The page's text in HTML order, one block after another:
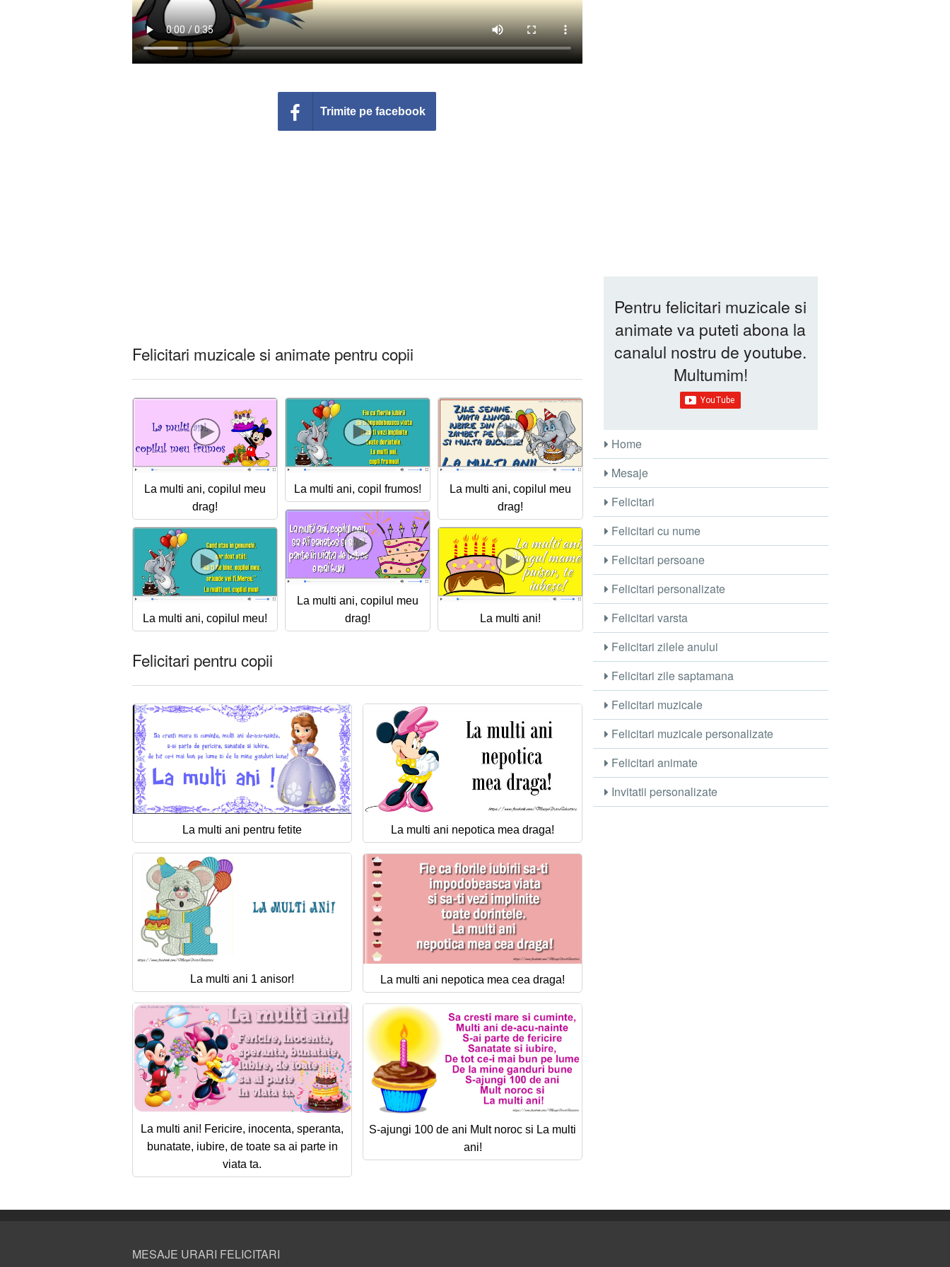
Trimite pe facebook
Felicitari muzicale si animate pentru copii
La multi ani, copilul meu
drag!
La multi ani, copil frumos!
La multi ani, copilul meu
drag!
La multi ani, copilul meu
drag!
La multi ani, copilul meu! La multi ani!
Felicitari pentru copii
La multi ani pentru fetite La multi ani nepotica mea draga!
La multi ani 1 anisor! La multi ani nepotica mea cea draga!
La multi ani! Fericire, inocenta, speranta,
bunatate, iubire, de toate sa ai parte in
viata ta.
S-ajungi 100 de ani Mult noroc si La multi
ani!
Pentru felicitari muzicale si
animate va puteti abona la
canalul nostru de youtube.
Multumim!
Home
Mesaje
Felicitari
Felicitari cu nume
Felicitari persoane
Felicitari personalizate
Felicitari varsta
Felicitari zilele anului
Felicitari zile saptamana
Felicitari muzicale
Felicitari muzicale personalizate
Felicitari animate
Invitatii personalizate
MESAJE URARI FELICITARI